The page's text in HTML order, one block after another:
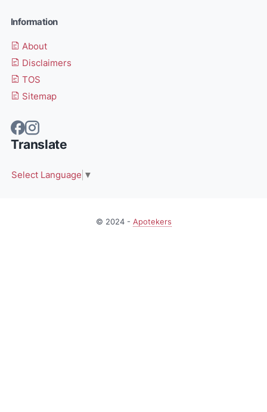
Information
About
Disclaimers
TOS
Sitemap
Translate
Select Language ▼
© 2024 - Apotekers